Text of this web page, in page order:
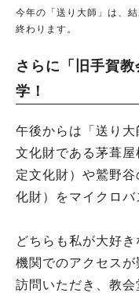
今年の「送り大師」は、
終わります。
さらに「旧手賀
学！
午後からは「送り
文化財である茅葺
定文化財）や鷲野
化財）をマイクロバ
どちらも私が大好
機関でのアクセス
訪問いただき、教